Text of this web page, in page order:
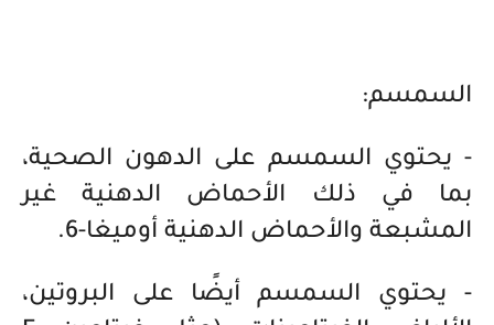
السمسم:
- يحتوي السمسم على الدهون الصحية،
بما في ذلك الأحماض الدهنية غير
المشبعة والأحماض الدهنية أوميغا-6.
- يحتوي السمسم أيضًا على البروتين،